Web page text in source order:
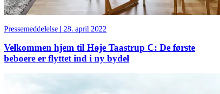
Pressemeddelelse | 28. april 2022
Velkommen hjem til Høje Taastrup C: De første
beboere er flyttet ind i ny bydel